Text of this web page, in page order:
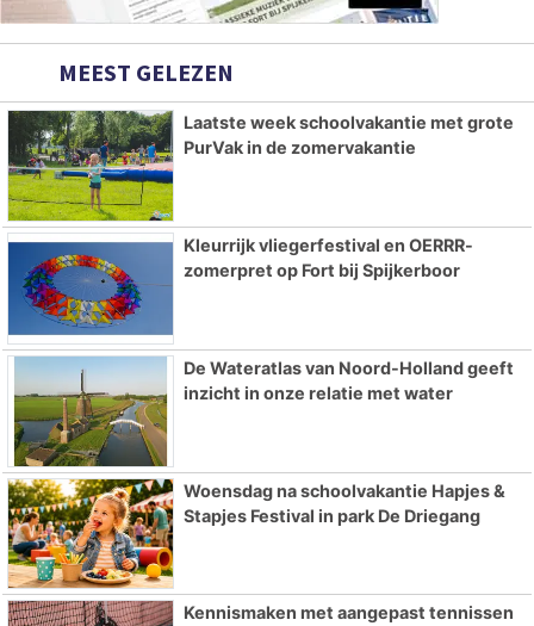
MEEST GELEZEN
Laatste week schoolvakantie met grote
PurVak in de zomervakantie
Kleurrijk vliegerfestival en OERRR-
zomerpret op Fort bij Spijkerboor
De Wateratlas van Noord-Holland geeft
inzicht in onze relatie met water
Woensdag na schoolvakantie Hapjes &
Stapjes Festival in park De Driegang
Kennismaken met aangepast tennissen